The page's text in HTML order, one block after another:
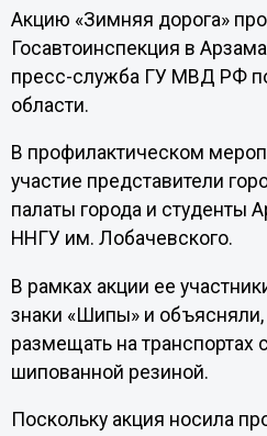
Акцию «Зимняя дорога»
Госавтоинспекция в
пресс-служба ГУ МВД РФ
области.
В профилактическом
участие представители
палаты города и студенты
ННГУ им. Лобачевского.
В рамках акции ее
знаки «Шипы» и
размещать на транспортах
шипованной резиной.
Поскольку акция носила